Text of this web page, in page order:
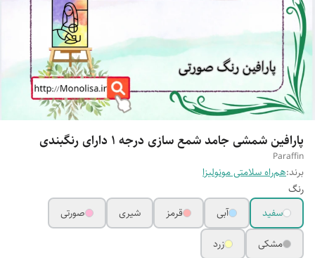
پارافین شمشی جامد شمع سازی درجه ۱ دارای رنگبندی
Paraffin
برند:هم‌راه سلامتی مونولیزا
رنگ
سفید
آبی قرمز شیری
صورتی
مشکی
زرد